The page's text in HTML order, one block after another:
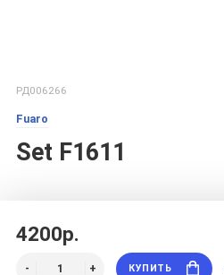
РД006266
Fuaro
Set F1611
4200р.
КУПИТЬ